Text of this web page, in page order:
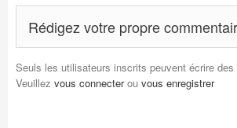
Rédigez votre propre
Seuls les utilisateurs inscrits peuvent écrire des
Veuillez vous connecterou vous enregistrer